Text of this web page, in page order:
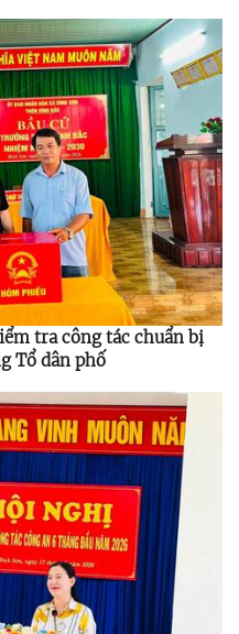
tra công tác chuẩn bị
Tổ dân phố